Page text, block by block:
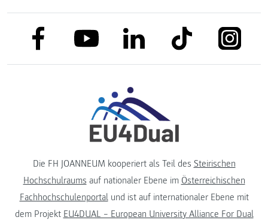
link to facebooklink to youtubelink to linkedinlink to tiktok
Die FH JOANNEUM kooperiert als Teil des Steirischen
Hochschulraums auf nationaler Ebene im Österreichischen
Fachhochschulenportalund ist auf internationaler Ebene mit
dem Projekt EU4DUAL – European University Alliance For Dual